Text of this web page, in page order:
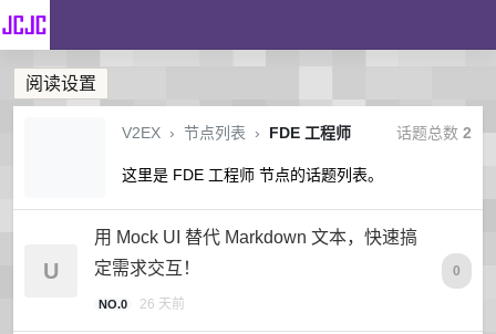
阅读设置
话题总数 2
V2EX › 节点列表 › FDE 工程师
这里是 FDE 工程师 节点的话题列表。
U
用 Mock UI 替代 Markdown 文本，快速搞
定需求交互！
NO.0 26 天前
0